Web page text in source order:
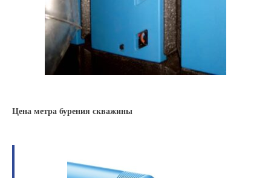
Цена метра бурения скважины